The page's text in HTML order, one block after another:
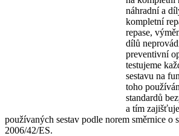
náhradní a
kompletní
repase,
dílů
preventivní
testujeme
sestavu na
toho
standardů
a tím
používaných sestav podle norem směrnice o
2006/42/ES.